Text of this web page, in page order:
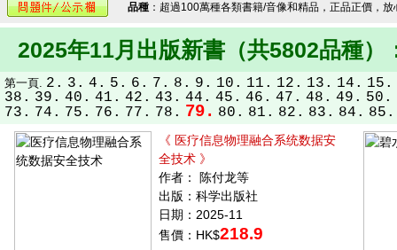
品種 ：超過100萬種各類書籍/音像和精品，正品正價，
2025年11月出版新書（共5802品種）
第一頁. 2. 3. 4. 5. 6. 7. 8. 9. 10. 11. 12. 13. 14. 15.
38. 39. 40. 41. 42. 43. 44. 45. 46. 47. 48. 49. 50.
73. 74. 75. 76. 77. 78. 79. 80. 81. 82. 83. 84. 85.
《 医疗信息物理融合系统数据安
全技术 》
作者： 陈付龙等
出版：科学出版社
日期：2025-11
售價：HK$218.9